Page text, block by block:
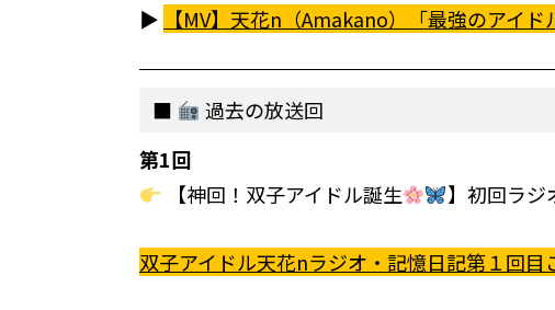
▶︎
【MV】天花n（Amakano）「最強のアイ
過去の放送回
第1回
【神回！双子アイドル誕生
】初回ラジ
双子アイドル天花nラジオ・記憶日記第１回目